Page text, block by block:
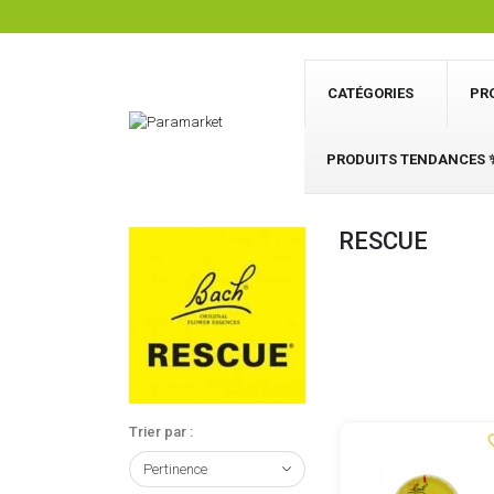
CATÉGORIES
PRODUITS TENDANCES
RESCUE
Trier par :